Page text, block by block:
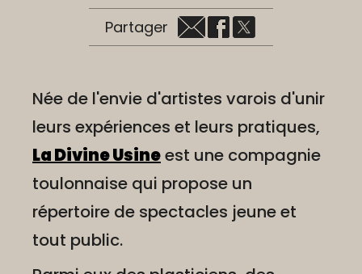
Partager
Née de l'envie d'artistes varois d'unir
leurs expériences et leurs pratiques,
La Divine Usineest une compagnie
toulonnaise qui propose un
répertoire de spectacles jeune et
tout public.